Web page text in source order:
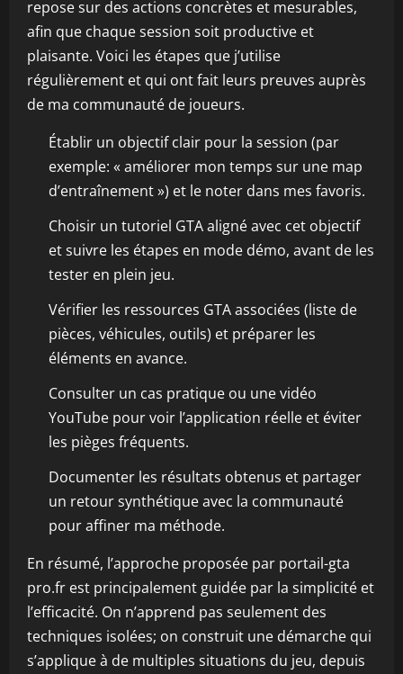
repose sur des actions concrètes et mesurables,
afin que chaque session soit productive et
plaisante. Voici les étapes que j’utilise
régulièrement et qui ont fait leurs preuves auprès
de ma communauté de joueurs.
Établir un objectif clair pour la session (par
exemple: « améliorer mon temps sur une map
d’entraînement ») et le noter dans mes favoris.
Choisir un tutoriel GTA aligné avec cet objectif
et suivre les étapes en mode démo, avant de les
tester en plein jeu.
Vérifier les ressources GTA associées (liste de
pièces, véhicules, outils) et préparer les
éléments en avance.
Consulter un cas pratique ou une vidéo
YouTube pour voir l’application réelle et éviter
les pièges fréquents.
Documenter les résultats obtenus et partager
un retour synthétique avec la communauté
pour affiner ma méthode.
En résumé, l’approche proposée par portail-gta
pro.fr est principalement guidée par la simplicité et
l’efficacité. On n’apprend pas seulement des
techniques isolées; on construit une démarche qui
s’applique à de multiples situations du jeu, depuis